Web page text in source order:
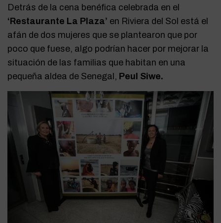
Detrás de la cena benéfica celebrada en el
‘Restaurante La Plaza’ en Riviera del Sol está el
afán de dos mujeres que se plantearon que por
poco que fuese, algo podrían hacer por mejorar la
situación de las familias que habitan en una
pequeña aldea de Senegal, Peul Siwe.